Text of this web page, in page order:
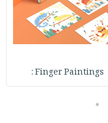
Finger Paintings :
5